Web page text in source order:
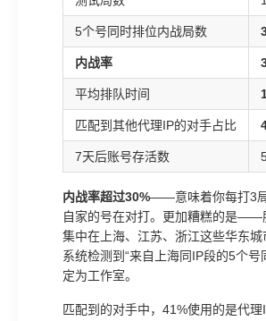
5个号同时排位内战局数
内战率
平均排队时间
匹配到其他代理IP的对手占比
7天后账号存活数
内战率超过30%——意味着你每打3
自家的号在对打。更加糟糕的是——
集中在上海、江苏、浙江这些华东城
系统检测到“来自上海同IP段的5个号
定为工作室。
匹配到的对手中，41%使用的是代理